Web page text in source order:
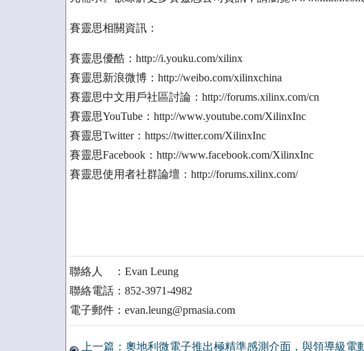
賽靈思相關資訊：
賽靈思優酷：http://i.youku.com/xilinx
賽靈思新浪微博：http://weibo.com/xilinxchina
賽靈思中文用戶社區討論：http://forums.xilinx.com/cn
賽靈思YouTube：http://www.youtube.com/XilinxInc
賽靈思Twitter：https://twitter.com/XilinxInc
賽靈思Facebook：http://www.facebook.com/XilinxInc
賽靈思使用者社群論壇：http://forums.xilinx.com/
聯絡人 ：Evan Leung
聯絡電話：852-3971-4982
電子郵件：evan.leung@prnasia.com
上一篇：奧地利微電子推出極精準感測介面，與領導級電